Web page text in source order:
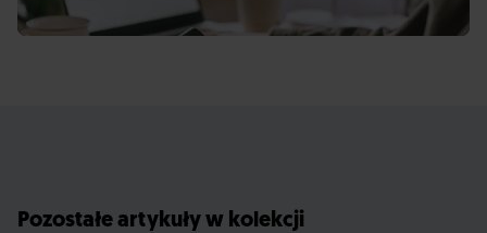
Pozostałe artykuły w kolekcji